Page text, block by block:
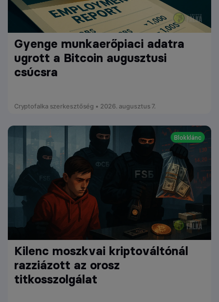
Gyenge munkaerőpiaci adatra
ugrott a Bitcoin augusztusi
csúcsra
Cryptofalka szerkesztőség • 2026. augusztus 7.
Blokklánc
Kilenc moszkvai kriptováltónál
razziázott az orosz
titkosszolgálat